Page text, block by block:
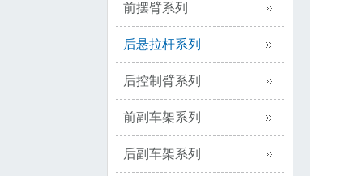
前摆臂系列
后悬拉杆系列
后控制臂系列
前副车架系列
后副车架系列